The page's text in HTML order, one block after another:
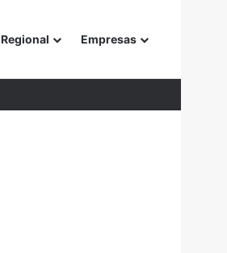
Regional Empresas